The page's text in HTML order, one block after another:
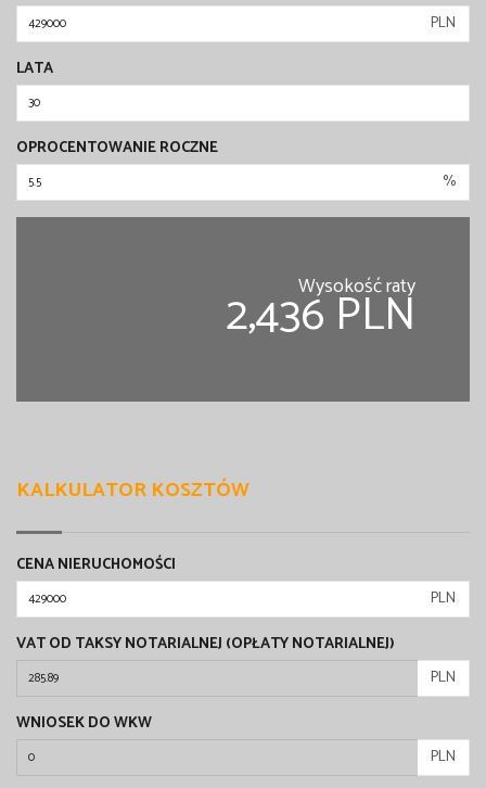
PLN
LATA
OPROCENTOWANIE ROCZNE
%
Wysokość raty
2,436 PLN
KALKULATOR KOSZTÓW
CENA NIERUCHOMOŚCI
PLN
VAT OD TAKSY NOTARIALNEJ (OPŁATY NOTARIALNEJ)
PLN
WNIOSEK DO WKW
PLN